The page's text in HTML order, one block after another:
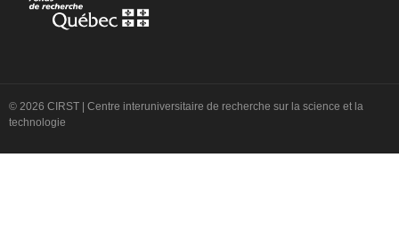
© 2026 CIRST | Centre interuniversitaire de recherche sur la science et la
technologie